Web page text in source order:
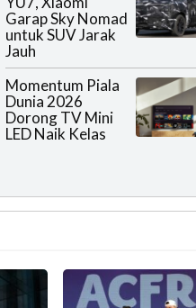
Garap Sky Nomad
untuk SUV Jarak
Jauh
Momentum Piala
Dunia 2026
Dorong TV Mini
LED Naik Kelas